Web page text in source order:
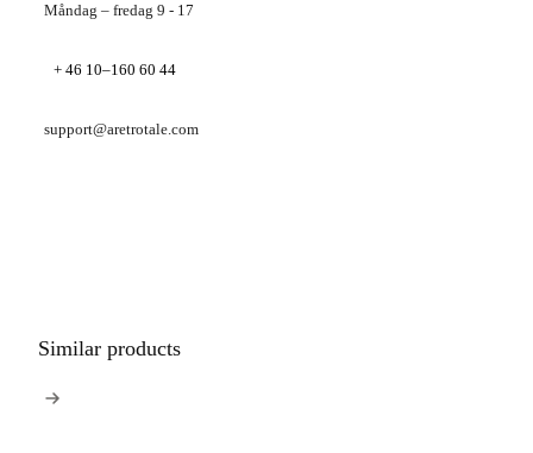
Måndag – fredag ​​9 - 17
+ 46 10–160 60 44
support@aretrotale.com
Similar products